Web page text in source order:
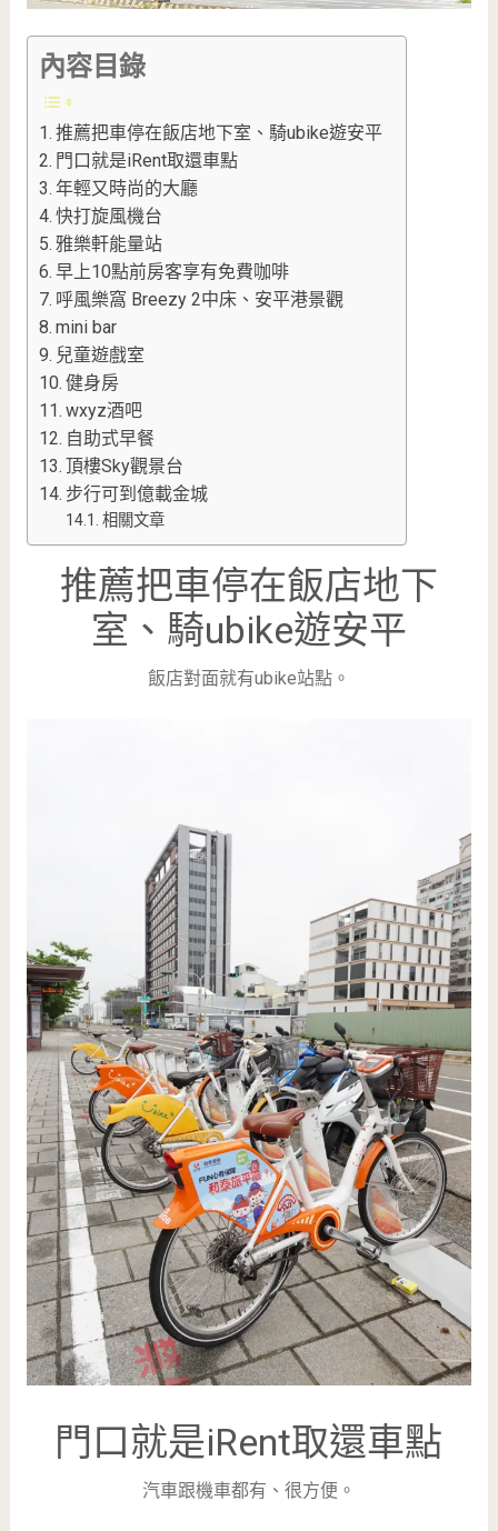
內容目錄
推薦把車停在飯店地下室、騎ubike遊安平
門口就是iRent取還車點
年輕又時尚的大廳
快打旋風機台
雅樂軒能量站
早上10點前房客享有免費咖啡
呼風樂窩 Breezy 2中床、安平港景觀
mini bar
兒童遊戲室
健身房
wxyz酒吧
自助式早餐
頂樓Sky觀景台
步行可到億載金城
相關文章
推薦把車停在飯店地下
室、騎ubike遊安平
飯店對面就有ubike站點。
門口就是iRent取還車點
汽車跟機車都有、很方便。